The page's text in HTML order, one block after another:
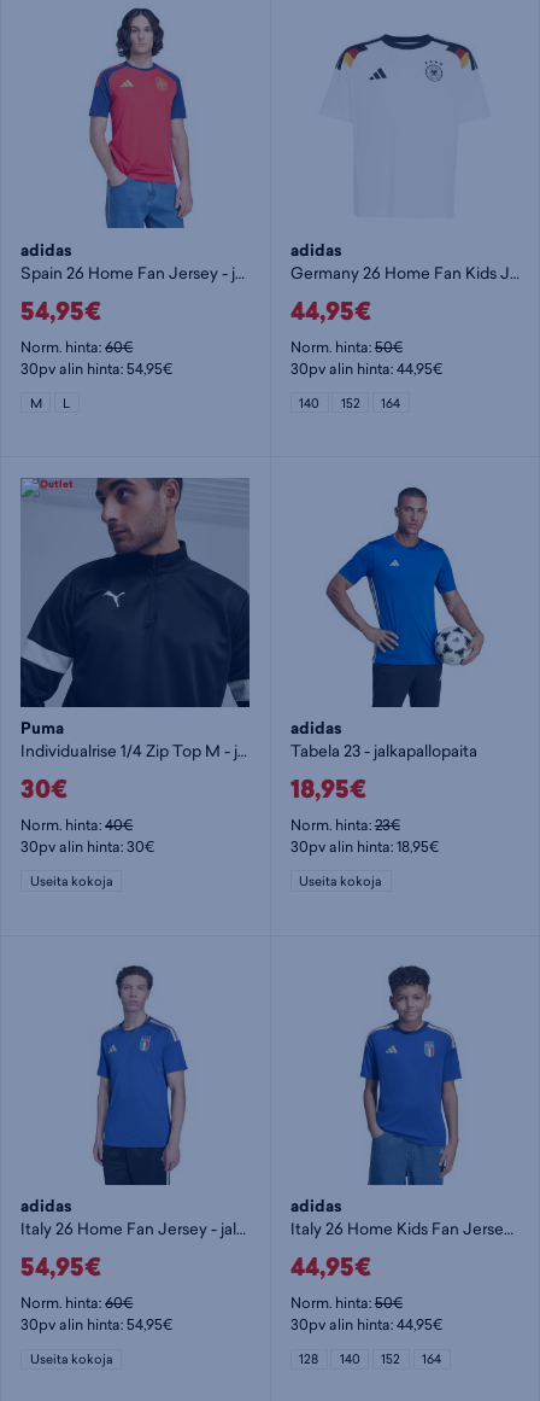
adidas
Spain 26 Home Fan Jersey - jalkapallopaita
54,95€
Norm. hinta:60€
30pv alin hinta: 54,95€
M L
adidas
Germany 26 Home Fan Kids Jersey - jalkapallopaita
44,95€
Norm. hinta:50€
30pv alin hinta: 44,95€
140 152 164
Puma
Individualrise 1/4 Zip Top M - jalkapallopaita
30€
Norm. hinta:40€
30pv alin hinta: 30€
Useita kokoja
adidas
Tabela 23 - jalkapallopaita
18,95€
Norm. hinta:23€
30pv alin hinta: 18,95€
Useita kokoja
adidas
Italy 26 Home Fan Jersey - jalkapallopaita
54,95€
Norm. hinta:60€
30pv alin hinta: 54,95€
Useita kokoja
adidas
Italy 26 Home Kids Fan Jersey - jalkapallopaita
44,95€
Norm. hinta:50€
30pv alin hinta: 44,95€
128 140 152 164